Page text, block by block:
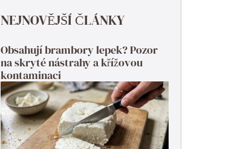
NEJNOVĚJŠÍ ČLÁNKY
Obsahují brambory lepek? Pozor
na skryté nástrahy a křížovou
kontaminaci